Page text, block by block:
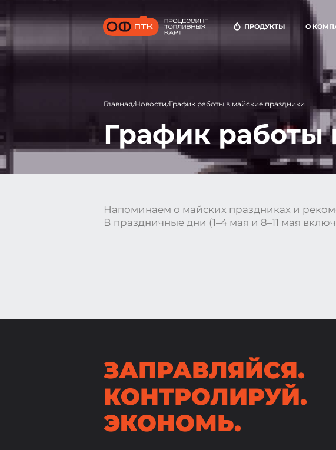
ПРОДУКТЫ О
Главная/Новости/График работы в майские праздники
График работы
Напоминаем о майских праздниках и
В праздничные дни (1–4 мая и 8–11 мая
ЗАПРАВЛЯЙСЯ.
КОНТРОЛИРУЙ.
ЭКОНОМЬ.